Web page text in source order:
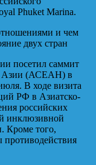
Phuket Marina.
и чем
двух стран
посетил саммит
Азии (АСЕАН) в
В ходе визита
РФ в Азиатско-
российских
инклюзивной
Кроме того,